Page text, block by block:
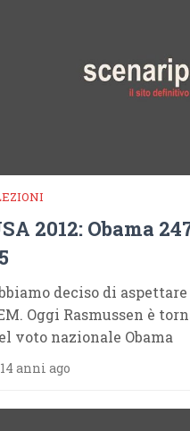
2012: Obama
deciso di
Oggi Rasmussen è
voto nazionale Obama
anni ago